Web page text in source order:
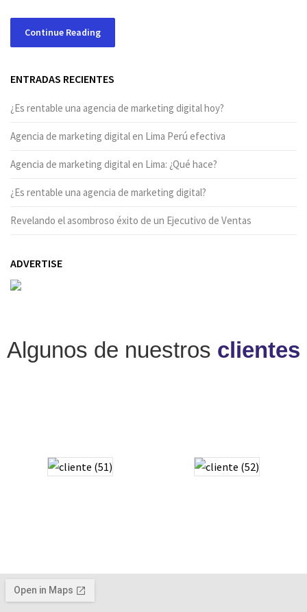
Continue Reading
ENTRADAS RECIENTES
¿Es rentable una agencia de marketing digital hoy?
Agencia de marketing digital en Lima Perú efectiva
Agencia de marketing digital en Lima: ¿Qué hace?
¿Es rentable una agencia de marketing digital?
Revelando el asombroso éxito de un Ejecutivo de Ventas
ADVERTISE
Algunos de nuestros clientes